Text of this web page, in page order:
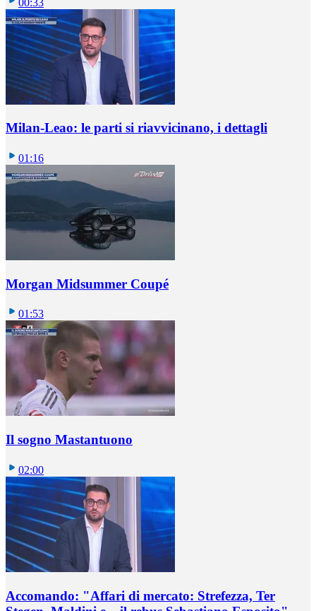
Milan-Leao: le parti si riavvicinano, i dettagli
01:16
Morgan Midsummer Coupé
01:53
Il sogno Mastantuono
02:00
Accomando: "Affari di mercato: Strefezza, Ter